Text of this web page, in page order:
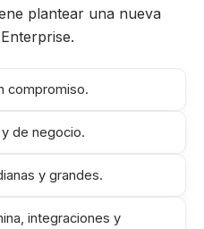
plantear una nueva
compromiso.
de negocio.
y grandes.
integraciones y